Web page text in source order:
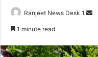
Ranjeet News Desk 1
d
1 minute read